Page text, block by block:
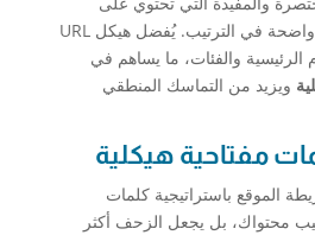
كلمات مفتاحية لها ميزة واضحة في الترتيب. يُفضل هيكل URL
الرئيسية والفئات، ما يساهم في
ويزيد من التماسك المنطقي
مفتاحية هيكلية
الموقع باستراتيجية كلمات
محتواك، بل يجعل الزحف أكثر